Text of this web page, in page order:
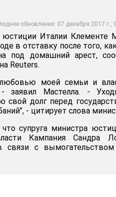
обновление: 07 декабря 2017 г.,
отставке из-за семейного
Италии Клементе
в отставку после того,
под домашний арест,
Reuters.
моей семьи и
- заявил Мастелла. -
свой долг перед
- цитирует слова
супруга министра
Кампания Сандра
с